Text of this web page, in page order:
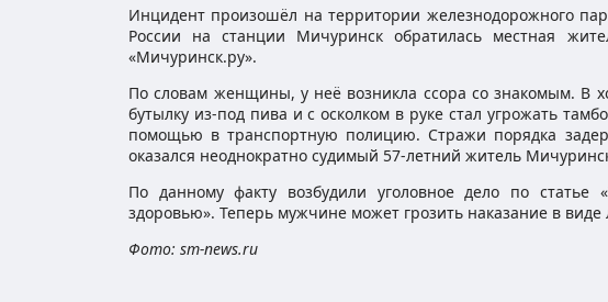
Инцидент произошёл на территории железнодорожного
России на станции Мичуринск обратилась местная
«Мичуринск.ру».
По словам женщины, у неё возникла ссора со знакомым. В
бутылку из-под пива и с осколком в руке стал угрожать
помощью в транспортную полицию. Стражи порядка
оказался неоднократно судимый 57-летний житель
По данному факту возбудили уголовное дело по статье
здоровью». Теперь мужчине может грозить наказание в
Фото: sm-news.ru